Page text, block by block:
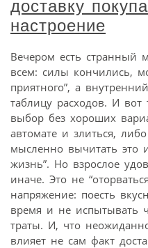
доставку
настроение
Вечером есть странный
всем: силы кончились,
приятного”, а
таблицу расходов. И вот
выбор без хороших
автомате и злиться,
мысленно вычитать это
жизнь”. Но взрослое
иначе. Это не
напряжение: поесть
время и не испытывать
траты. И, что
влияет не сам факт